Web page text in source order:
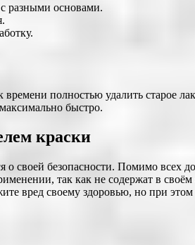
разными основами.
полностью удалить старое
быстро.
краски
о своей безопасности. Помимо
так как не содержат в
вред своему здоровью, но при